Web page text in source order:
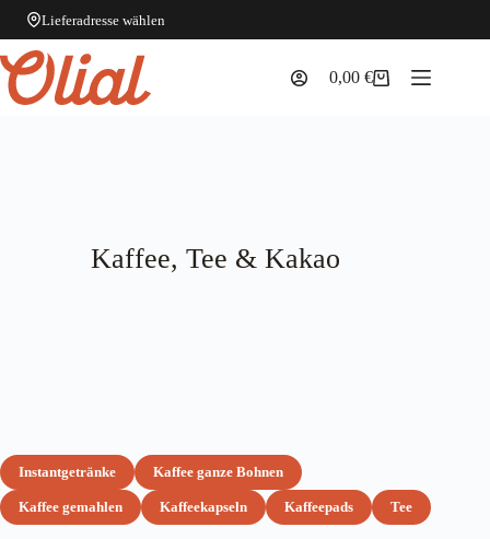
Lieferadresse wählen
Zum
Inhalt
springen
Warenkorb
0,00€
Kaffee, Tee & Kakao
Instantgetränke Kaffee ganze Bohnen
Kaffee gemahlen Kaffeekapseln Kaffeepads Tee